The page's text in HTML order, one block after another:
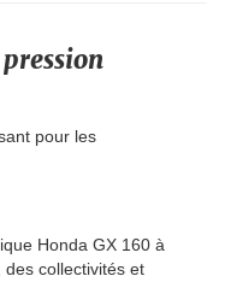
pour les
Honda GX 160 à
collectivités et